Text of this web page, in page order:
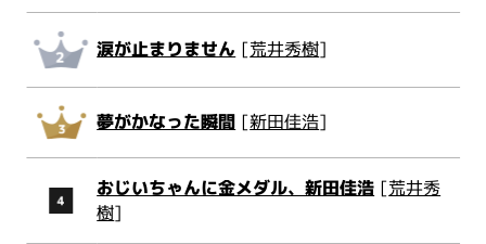
涙が止まりません [荒井秀樹]
夢がかなった瞬間 [新田佳浩]
おじいちゃんに金メダル、新田佳浩 [荒井秀
樹]